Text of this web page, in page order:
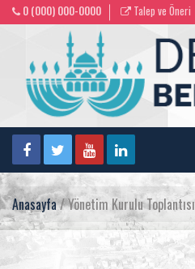
0 (000) 000-0000 Talep ve Öneri
Anasayfa/ Yönetim Kurulu Toplantısı